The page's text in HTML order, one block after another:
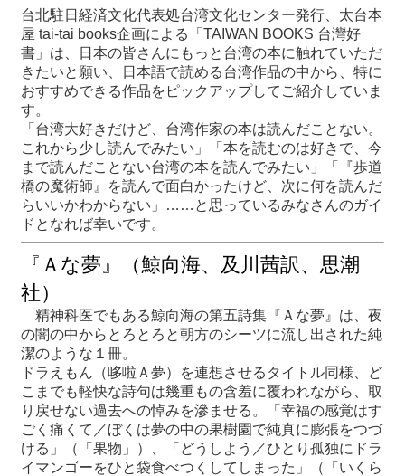
ー
に
つ
い
て
新
情
報
と
申
過
行
事
台
湾
の
本
台北駐日経済文化代表処台湾文化センター発行、太台本
屋 tai-tai books企画による「 TAIWAN BOOKS 台灣好
書」は、日本の皆さんにもっと台湾の本に触れていただ
きたいと願い、日本語で読める台湾作品の中から、特に
おすすめできる作品をピックアップしてご紹介していま
す。
「台湾大好きだけど、台湾作家の本は読んだことない。
これから少し読んでみたい」「本を読むのは好きで、今
まで読んだことない台湾の本を読んでみたい」「『歩道
橋の魔術師』を読んで面白かったけど、次に何を読んだ
らいいかわからない」……と思っているみなさんのガイ
ドとなれば幸いです。
『Ａな夢』（鯨向海、及川茜訳、思潮
社）
精神科医でもある鯨向海の第五詩集『Ａな夢』は、夜
の闇の中からとろとろと朝方のシーツに流し出された純
潔のような１冊。
ドラえもん（哆啦Ａ夢）を連想させるタイトル同様、ど
こまでも軽快な詩句は幾重もの含羞に覆われながら、取
り戻せない過去への悼みを滲ませる。「幸福の感覚はす
ごく痛くて／ぼくは夢の中の果樹園で純真に膨張をつづ
ける」（「果物」）、「どうしよう／ひとり孤独にドラ
イマンゴーをひと袋食べつくしてしまった」（「いくら